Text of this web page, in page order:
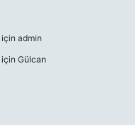
için admin
için Gülcan